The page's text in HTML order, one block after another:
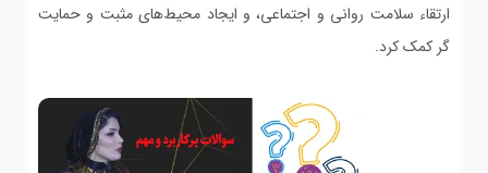
ارتقاء سلامت روانی و اجتماعی، و ایجاد محیط‌های مثبت و حمایت
گر کمک کرد.